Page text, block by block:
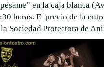
en la caja blanca
horas. El precio de la
Sociedad Protectora de